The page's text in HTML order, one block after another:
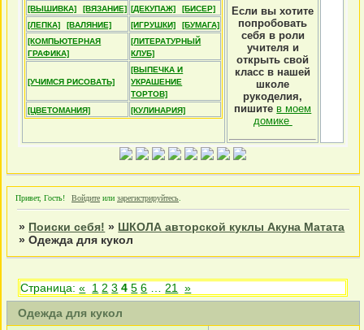
[ВЫШИВКА] [ВЯЗАНИЕ] [ДЕКУПАЖ]
[БИСЕР]
[ЛЕПКА]
[ВАЛЯНИЕ] [ИГРУШКИ]
[БУМАГА]
[КОМПЬЮТЕРНАЯ
ГРАФИКА]
[ЛИТЕРАТУРНЫЙ
КЛУБ]
[УЧИМСЯ РИСОВАТЬ]
[ВЫПЕЧКА И
УКРАШЕНИЕ
ТОРТОВ]
[ЦВЕТОМАНИЯ]
[КУЛИНАРИЯ]
Если вы хотите
попробовать
себя в роли
учителя и
открыть свой
класс в нашей
школе
рукоделия,
пишите в моем
домике
Привет, Гость! Войдите или зарегистрируйтесь
» Поиски себя! » ШКОЛА авторской куклы Акуна Матата
»Одежда для кукол
Одежда для кукол
Страница:« 1 2 3 4 5 6 21 »